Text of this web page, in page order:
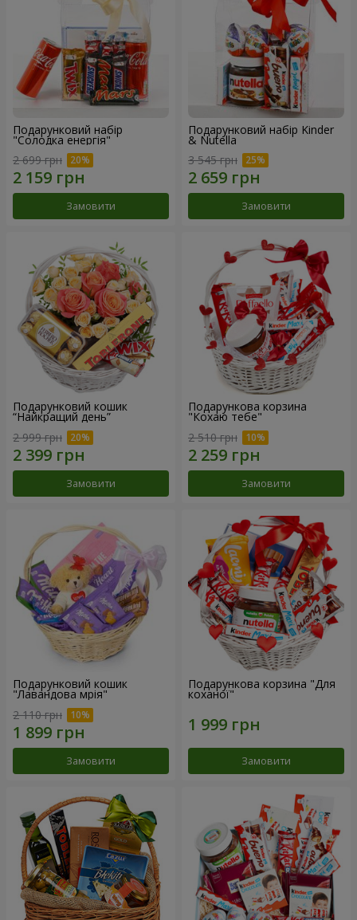
Подарунковий набір
"Солодка енергія"
2 699 грн
Замовити
Подарунковий набір Kinder
& Nutella
3 545 грн
Замовити
Подарунковий кошик
“Найкращий день”
2 999 грн
Замовити
Подарункова корзина
"Кохаю тебе"
2 510 грн
Замовити
Подарунковий кошик
"Лавандова мрія"
2 110 грн
Замовити
Подарункова корзина "Для
коханої"
Замовити